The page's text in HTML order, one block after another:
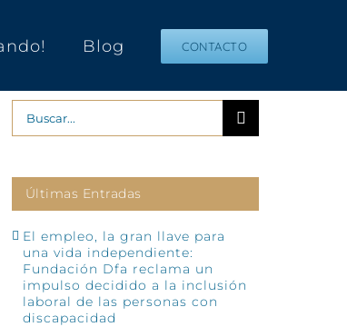
Blog CONTACTO
Buscar:
Últimas Entradas
El empleo, la gran llave para
una vida independiente:
Fundación Dfa reclama un
impulso decidido a la inclusión
laboral de las personas con
discapacidad